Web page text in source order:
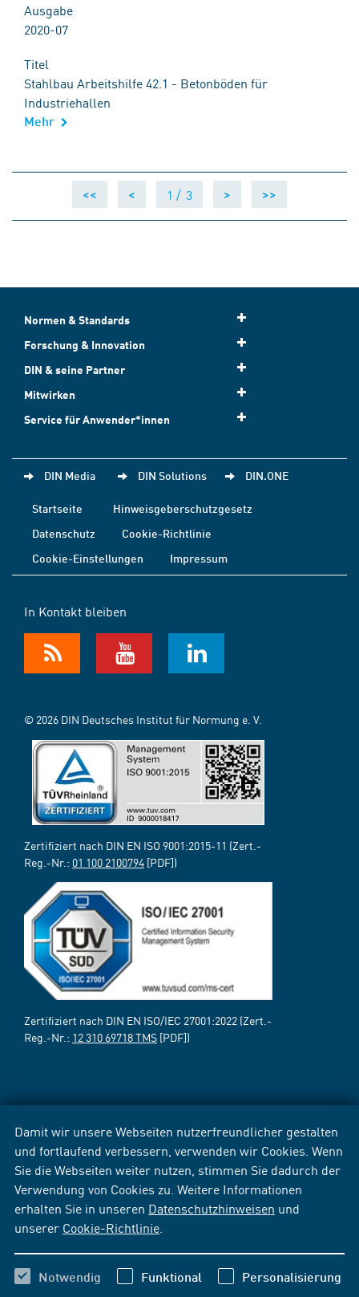
Damit wir unsere Webseiten nutzerfreundlicher gestalten
und fortlaufend verbessern, verwenden wir Cookies. Wenn
Sie die Webseiten weiter nutzen, stimmen Sie dadurch der
Verwendung von Cookies zu. Weitere Informationen
erhalten Sie in unseren Datenschutzhinweisen und
unserer Cookie-Richtlinie
Notwendig Funktional Personalisierung
Ausgabe
2020-07
Titel
Stahlbau Arbeitshilfe 42.1 - Betonböden für
Industriehallen
Mehr
<< < 1 / 3 > >>
Normen & Standards
Forschung & Innovation
DIN & seine Partner
Mitwirken
Service für Anwender*innen
DIN Media DIN Solutions DIN.ONE
Startseite
Hinweisgeberschutzgesetz
Datenschutz
Cookie-Richtlinie
Cookie-Einstellungen
Impressum
In Kontakt bleiben
© 2026 DIN Deutsches Institut für Normung e. V.
Zertifiziert nach DIN EN ISO 9001:2015-11 (Zert.-
Reg.-Nr.: 01 100 2100794 [PDF])
Zertifiziert nach DIN EN ISO/IEC 27001:2022 (Zert.-
Reg.-Nr.: 12 310 69718 TMS [PDF])